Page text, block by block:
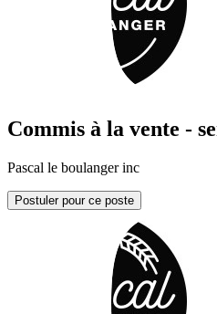
Commis à la vente -
Pascal le boulanger inc
Postuler pour ce poste